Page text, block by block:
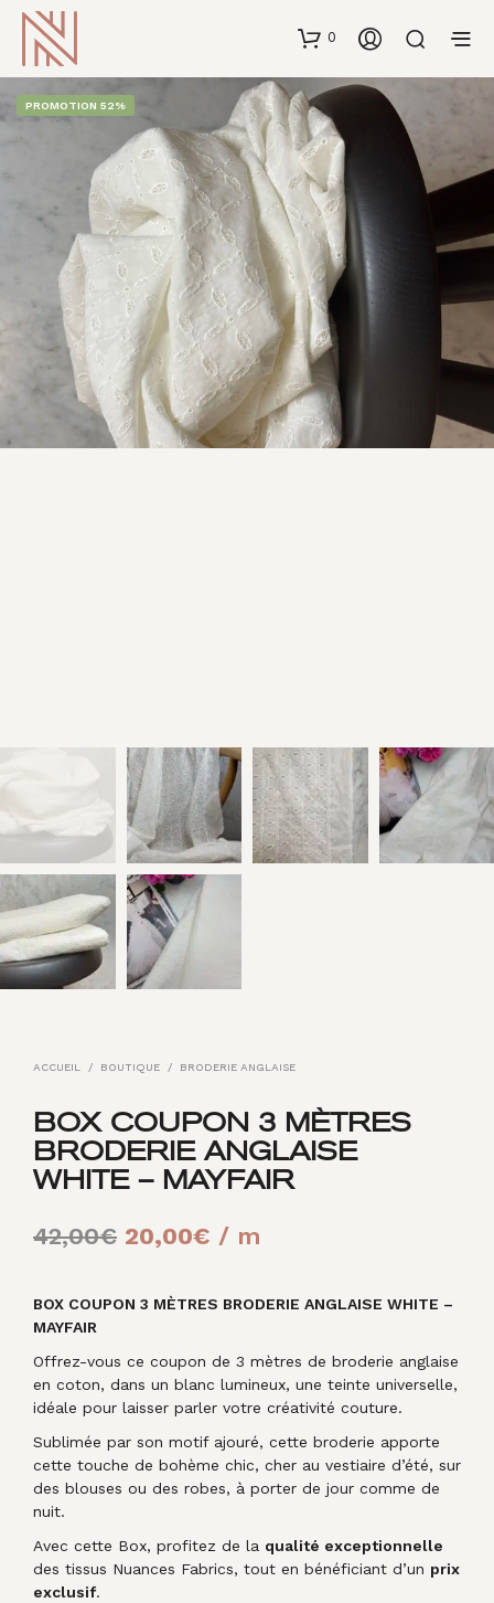
0
PROMOTION 52%
ACCUEIL / BOUTIQUE / BRODERIE ANGLAISE
BOX COUPON 3 MÈTRES
BRODERIE ANGLAISE
WHITE – MAYFAIR
42,00€ Le
initial
42,00€.
20,00€ Le
actuel
20,00€.
/ m
BOX COUPON 3 MÈTRES BRODERIE ANGLAISE WHITE –
MAYFAIR
Offrez-vous ce coupon de 3 mètres de broderie anglaise
en coton, dans un blanc lumineux, une teinte universelle,
idéale pour laisser parler votre créativité couture.
Sublimée par son motif ajouré, cette broderie apporte
cette touche de bohème chic, cher au vestiaire d’été, sur
des blouses ou des robes, à porter de jour comme de
nuit.
Avec cette Box, profitez de la qualité exceptionnelle
des tissus Nuances Fabrics, tout en bénéficiant d’un prix
exclusif.